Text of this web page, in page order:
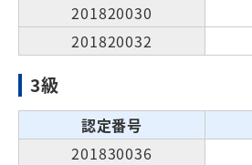
201820030
201820032
3級
認定番号
201830036